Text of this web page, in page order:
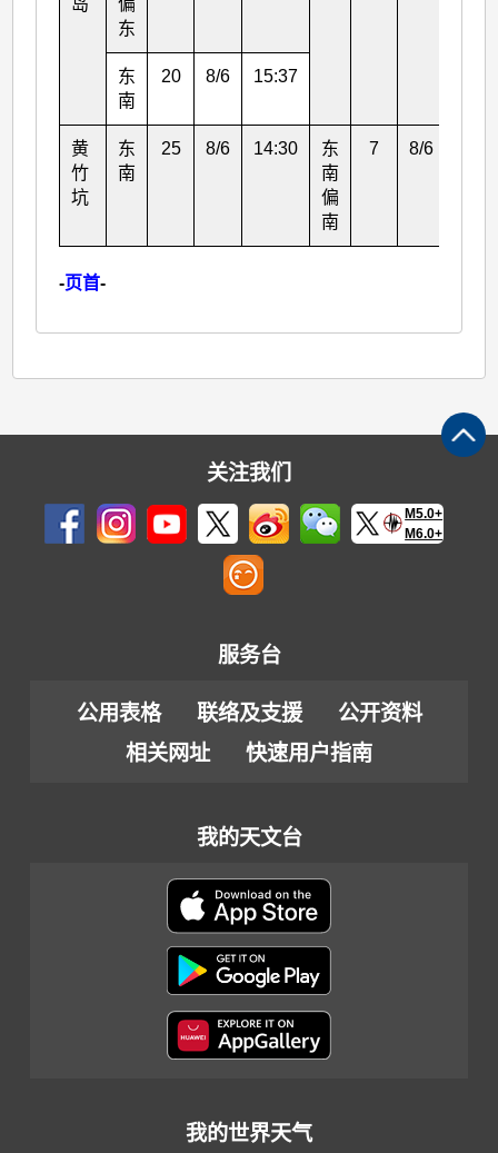
东
东
南
20 8/6 15:37
黄
竹
坑
东
南
25 8/6 14:30
东
南
偏
南
7 8/6
-页首-
关注我们
M5.0+
M6.0+
服务台
公用表格 联络及支援
公开资料
相关网址
快速用户指南
我的天文台
我的世界天气